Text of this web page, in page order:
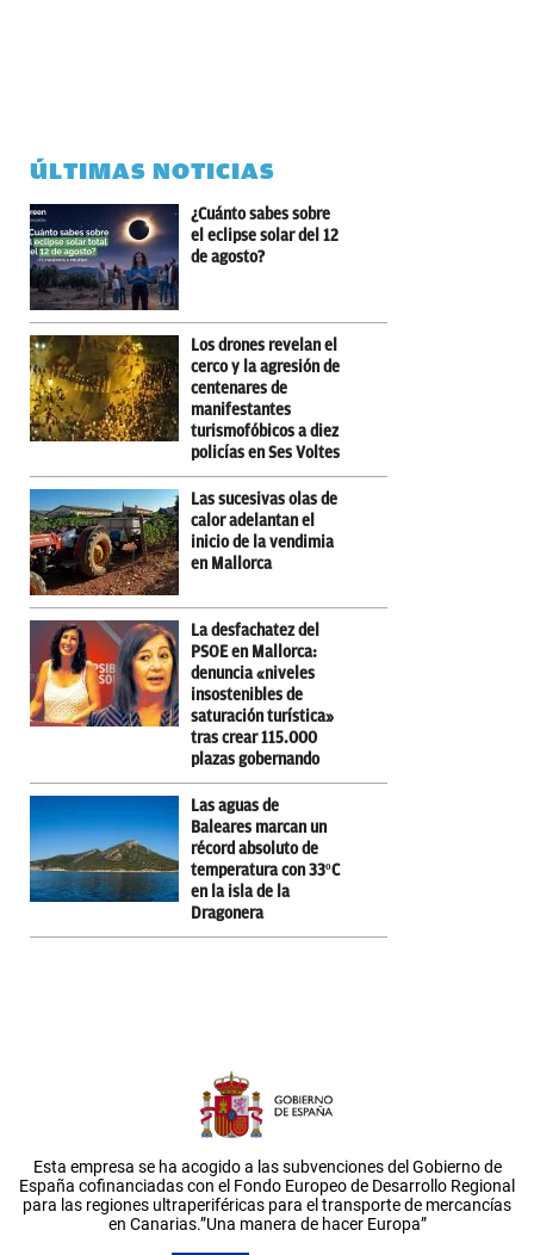
ÚLTIMAS NOTICIAS
¿Cuánto sabes sobre
el eclipse solar del 12
de agosto?
Los drones revelan el
cerco y la agresión de
centenares de
manifestantes
turismofóbicos a diez
policías en Ses Voltes
Las sucesivas olas de
calor adelantan el
inicio de la vendimia
en Mallorca
La desfachatez del
PSOE en Mallorca:
denuncia «niveles
insostenibles de
saturación turística»
tras crear 115.000
plazas gobernando
Las aguas de
Baleares marcan un
récord absoluto de
temperatura con 33ºC
en la isla de la
Dragonera
Esta empresa se ha acogido a las subvenciones del Gobierno de
España cofinanciadas con el Fondo Europeo de Desarrollo Regional
para las regiones ultraperiféricas para el transporte de mercancías
en Canarias.”Una manera de hacer Europa”